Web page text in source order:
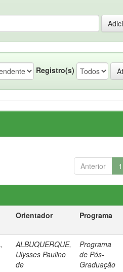
Registro(s)
Anterior 1
Orientador Programa
ALBUQUERQUE,
Ulysses Paulino
de
Programa
de Pós-
Graduação